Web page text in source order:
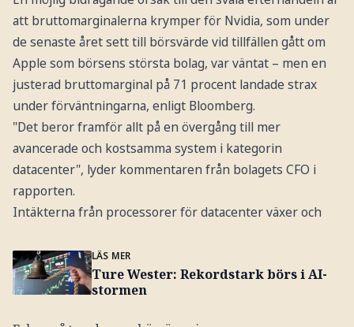
att bruttomarginalerna krymper för Nvidia, som under
de senaste året sett till börsvärde vid tillfällen gått om
Apple som börsens största bolag, var väntat – men en
justerad bruttomarginal på 71 procent landade strax
under förväntningarna, enligt Bloomberg.
"Det beror framför allt på en övergång till mer
avancerade och kostsamma system i kategorin
datacenter", lyder kommentaren från bolagets CFO i
rapporten.
Intäkterna från processorer för datacenter växer och
LÄS MER
Ture Wester: Rekordstark börs i AI-
stormen